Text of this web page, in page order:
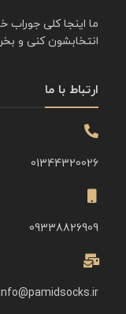
ما اینجا کلی
انتخابشون کنی و
ارتباط با ما
01344320026
09338826909